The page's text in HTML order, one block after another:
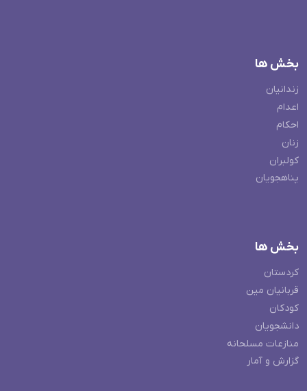
بخش ها
زندانیان
اعدام
احکام
زنان
کولبران
پناهجویان
بخش ها
کردستان
قربانیان مین
کودکان
دانشجویان
منازعات مسلحانه
گزارش و آمار